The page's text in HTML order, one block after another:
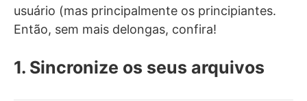
usuário (mas principalmente os principiantes.
Então, sem mais delongas, confira!
1. Sincronize os seus arquivos